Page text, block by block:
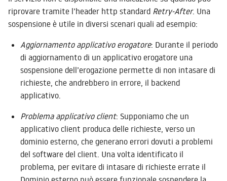
riprovare tramite l’header http standard Retry-After. Una
sospensione è utile in diversi scenari quali ad esempio:
Aggiornamento applicativo erogatore: Durante il periodo
di aggiornamento di un applicativo erogatore una
sospensione dell’erogazione permette di non intasare di
richieste, che andrebbero in errore, il backend
applicativo.
Problema applicativo client: Supponiamo che un
applicativo client produca delle richieste, verso un
dominio esterno, che generano errori dovuti a problemi
del software del client. Una volta identificato il
problema, per evitare di intasare di richieste errate il